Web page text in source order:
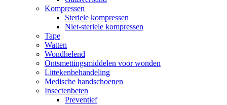
Kompressen
Steriele kompressen
Niet-steriele kompressen
Tape
Watten
Wondhelend
Ontsmettingsmiddelen voor wonden
Littekenbehandeling
Medische handschoenen
Insectenbeten
Preventief